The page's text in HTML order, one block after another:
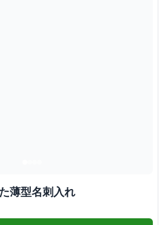
薄型名刺入れ